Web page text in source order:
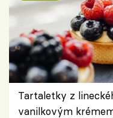
Tartaletky z
vanilkovým